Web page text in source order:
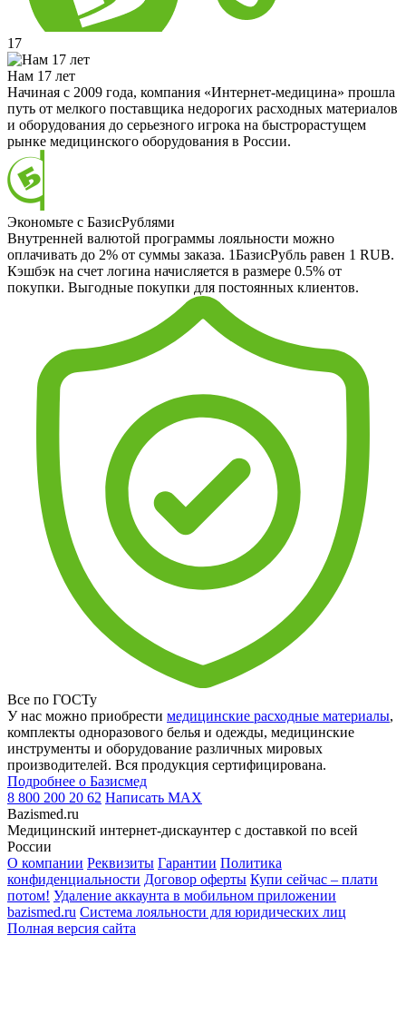
17
Нам 17 лет
Начиная с 2009 года, компания «Интернет-медицина» прошла
путь от мелкого поставщика недорогих расходных материалов
и оборудования до серьезного игрока на быстрорастущем
рынке медицинского оборудования в России.
Экономьте с БазисРублями
Внутренней валютой программы лояльности можно
оплачивать до 2% от суммы заказа. 1БазисРубль равен 1 RUB.
Кэшбэк на счет логина начисляется в размере 0.5% от
покупки. Выгодные покупки для постоянных клиентов.
Все по ГОСТу
У нас можно приобрести медицинские расходные материалы,
комплекты одноразового белья и одежды, медицинские
инструменты и оборудование различных мировых
производителей. Вся продукция сертифицирована.
Подробнее о Базисмед
8 800 200 20 62 Написать MAX
Bazismed.ru
Медицинский интернет-дискаунтер с доставкой по всей
России
О компании Реквизиты Гарантии Политика
конфиденциальности Договор оферты Купи сейчас – плати
потом! Удаление аккаунта в мобильном приложении
bazismed.ru Система лояльности для юридических лиц
Полная версия сайта